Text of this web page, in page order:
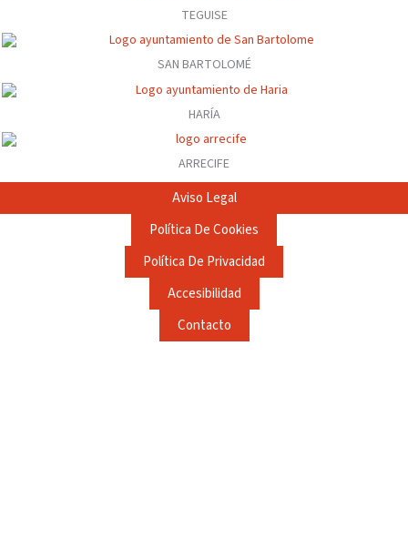
TEGUISE
SAN BARTOLOMÉ
HARÍA
ARRECIFE
Aviso Legal
Política De Cookies
Política De Privacidad
Accesibilidad
Contacto